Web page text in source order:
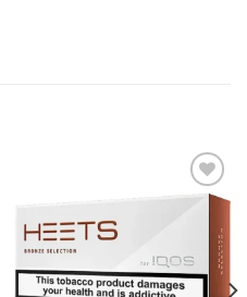
Add to